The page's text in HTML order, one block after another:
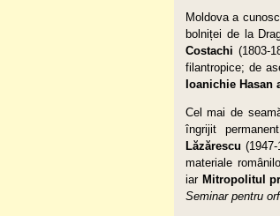
Moldova a
bolniței de la
Costachi (1803-
filantropice; de
Ioanichie Hasan
Cel mai de
îngrijit
Lăzărescu
materiale
iar Mitropolitul
Seminar pentru